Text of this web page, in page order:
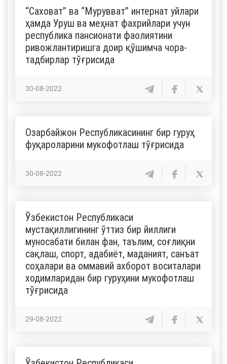
“Саховат” ва “Мурувват” интернат уйлари
ҳамда Уруш ва меҳнат фахрийлари учун
республика пансионати фаолиятини
ривожлантиришга доир қўшимча чора-
тадбирлар тўғрисида
30-08-2022
Озарбайжон Республикасининг бир гуруҳ
фуқароларини мукофотлаш тўғрисида
30-08-2022
Ўзбекистон Республикаси
мустақиллигининг ўттиз бир йиллиги
муносабати билан фан, таълим, соғлиқни
сақлаш, спорт, адабиёт, маданият, санъат
соҳалари ва оммавий ахборот воситалари
ходимларидан бир гуруҳини мукофотлаш
тўғрисида
29-08-2022